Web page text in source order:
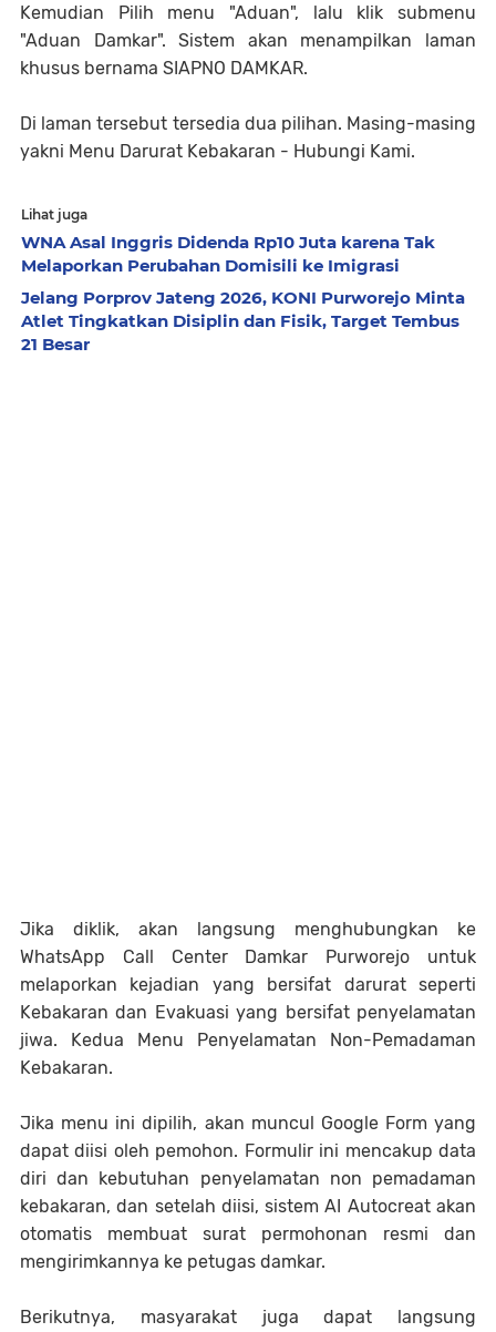
Kemudian Pilih menu "Aduan", lalu klik submenu
"Aduan Damkar". Sistem akan menampilkan laman
khusus bernama SIAPNO DAMKAR.
Di laman tersebut tersedia dua pilihan. Masing-masing
yakni Menu Darurat Kebakaran - Hubungi Kami.
Lihat juga
WNA Asal Inggris Didenda Rp10 Juta karena Tak
Melaporkan Perubahan Domisili ke Imigrasi
Jelang Porprov Jateng 2026, KONI Purworejo Minta
Atlet Tingkatkan Disiplin dan Fisik, Target Tembus
21 Besar
Jika diklik, akan langsung menghubungkan ke
WhatsApp Call Center Damkar Purworejo untuk
melaporkan kejadian yang bersifat darurat seperti
Kebakaran dan Evakuasi yang bersifat penyelamatan
jiwa. Kedua Menu Penyelamatan Non-Pemadaman
Kebakaran.
Jika menu ini dipilih, akan muncul Google Form yang
dapat diisi oleh pemohon. Formulir ini mencakup data
diri dan kebutuhan penyelamatan non pemadaman
kebakaran, dan setelah diisi, sistem AI Autocreat akan
otomatis membuat surat permohonan resmi dan
mengirimkannya ke petugas damkar.
Berikutnya, masyarakat juga dapat langsung